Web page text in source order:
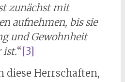
zunächst mit
aufnehmen, bis sie
und Gewohnheit
ist.“[3]
diese Herrschaften,